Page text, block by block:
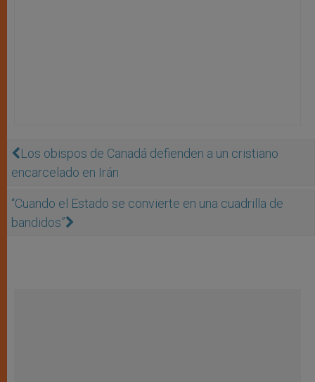
Los obispos de Canadá defienden a un cristiano
encarcelado en Irán
“Cuando el Estado se convierte en una cuadrilla de
bandidos”